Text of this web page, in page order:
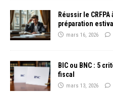
Réussir le
préparation
mars 16, 2026
BIC ou BNC : 5
fiscal
mars 13, 2026